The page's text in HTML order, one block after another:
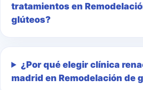
tratamientos en
glúteos?
¿Por qué elegir clínica
madrid en Remodelación de